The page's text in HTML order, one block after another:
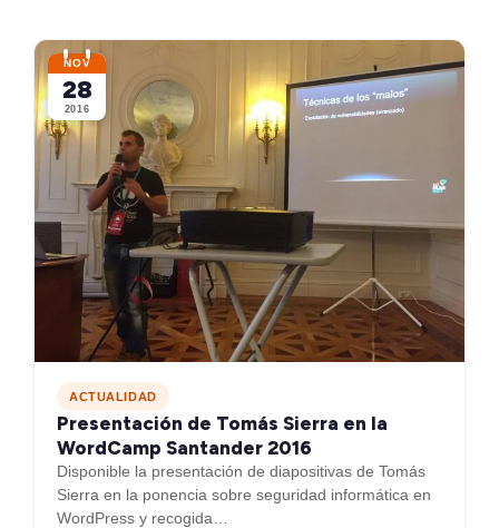
NOV
28
2016
ACTUALIDAD
Presentación de Tomás Sierra en la
WordCamp Santander 2016
Disponible la presentación de diapositivas de Tomás
Sierra en la ponencia sobre seguridad informática en
WordPress y recogida…